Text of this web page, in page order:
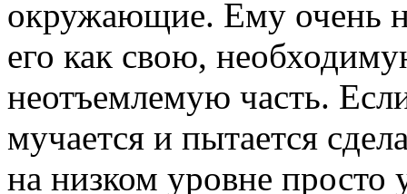
окружающие. Ему очень
его как свою,
неотъемлемую часть.
мучается и пытается
на низком уровне просто